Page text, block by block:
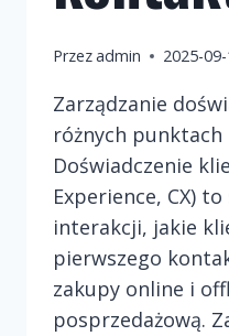
Przezadmin 2025-
Zarządzanie
różnych
Doświadczenie
Experience, CX)
interakcji, jakie
pierwszego
zakupy online i
posprzedażową.